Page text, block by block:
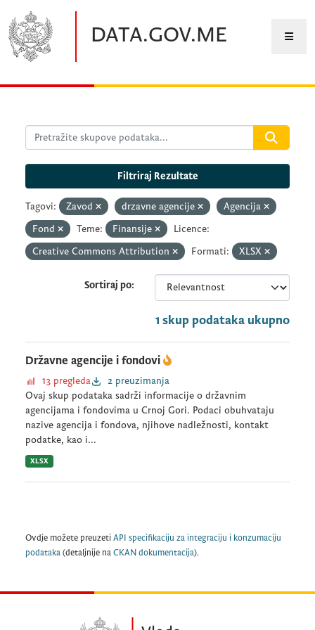
DATA.GOV.ME
Filtriraj Rezultate
Tagovi: Zavod drzavne agencije
Agencija
Fond
Teme: Finansije
Licence:
Creative Commons Attribution
Formati: XLSX
Sortiraj po
1 skup podataka ukupno
Državne agencije i fondovi
13 pregleda
2 preuzimanja
Ovaj skup podataka sadrži informacije o državnim
agencijama i fondovima u Crnoj Gori. Podaci obuhvataju
nazive agencija i fondova, njihove nadležnosti, kontakt
podatke, kao i...
XLSX
Ovdje možete preuzeti API specifikaciju za integraciju i konzumaciju
podataka (detaljnije na CKAN dokumentacija).